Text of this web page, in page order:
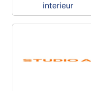
interieur